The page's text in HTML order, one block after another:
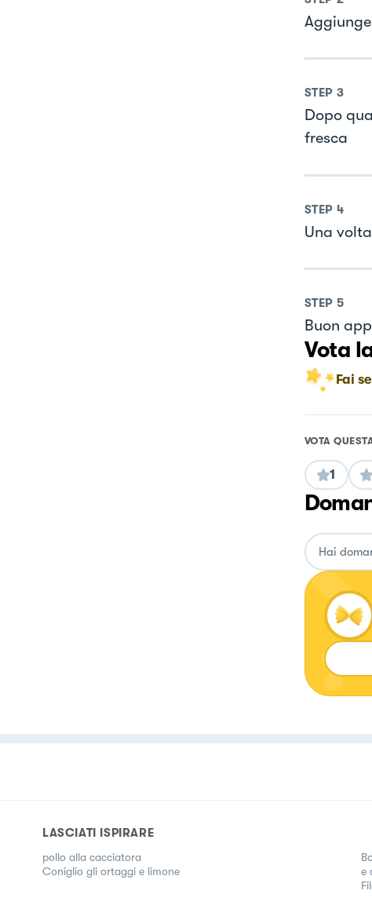
STEP 3
Dopo
fresca
STEP 4
Una
STEP 5
Buon
Vota
Fai
VOTA
1
LASCIATI ISPIRARE
pollo alla cacciatora
Coniglio gli ortaggi e limone
e